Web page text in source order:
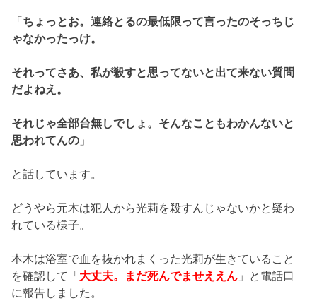
「ちょっとお。連絡とるの最低限って言ったのそっちじ
ゃなかったっけ。
それってさあ、私が殺すと思ってないと出て来ない質問
だよねえ。
それじゃ全部台無しでしょ。そんなこともわかんないと
思われてんの 」
と話しています。
どうやら元木は犯人から光莉を殺すんじゃないかと疑わ
れている様子。
本木は浴室で血を抜かれまくった光莉が生きていること
を確認して「大丈夫。まだ死んでませええん 」と電話口
に報告しました。